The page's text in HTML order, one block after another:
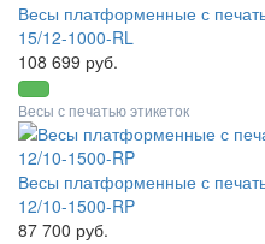
Весы платформенные с
15/12-1000-RL
108 699 руб.
Весы с печатью этикеток
Весы платформенные с
12/10-1500-RP
87 700 руб.